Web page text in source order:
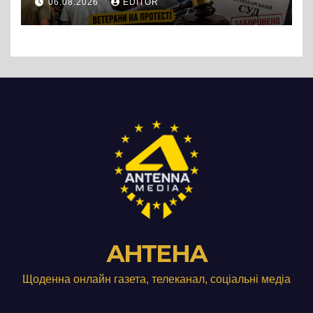
підприємства ТОВ «Омега
Три», що займається
06.08.2026 EDITOR
АНТЕНА
Щоденна онлайн газета, телеканал, соціальні медіа